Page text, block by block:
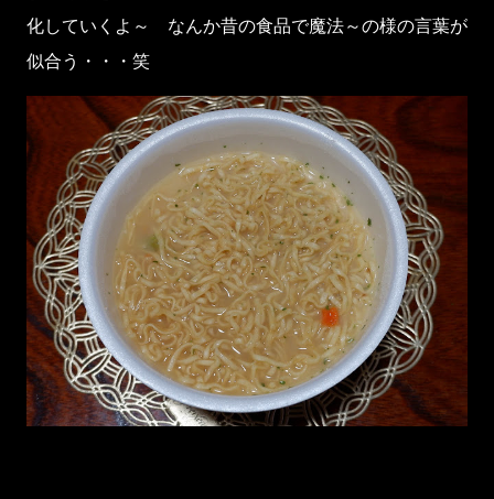
化していくよ～ なんか昔の食品で魔法～の様の言葉が
似合う・・・笑